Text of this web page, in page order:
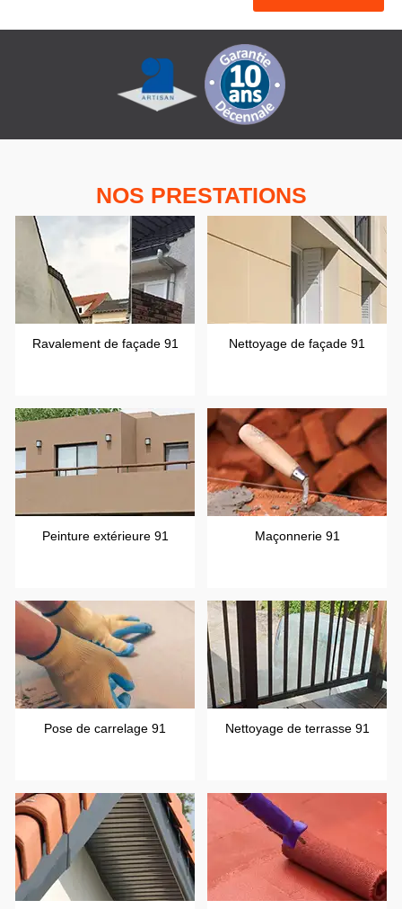
NOS PRESTATIONS
Ravalement de façade 91 Nettoyage de façade 91
Peinture extérieure 91 Maçonnerie 91
Pose de carrelage 91 Nettoyage de terrasse 91